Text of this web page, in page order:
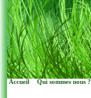
Accueil Qui sommes nous ?